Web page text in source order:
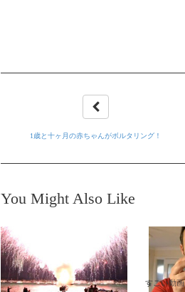
1歳と十ヶ月の赤ちゃんがボルタリング！
You Might Also Like
すごい動画